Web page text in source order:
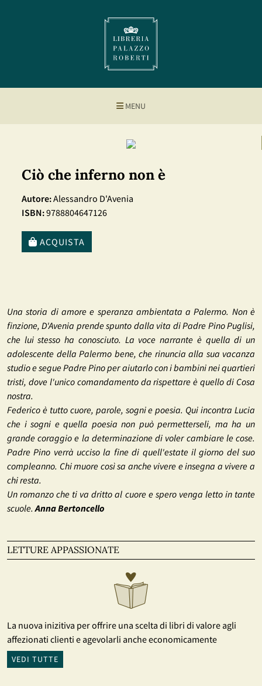
MENU
Ciò che inferno non è
Autore:Alessandro D'Avenia
ISBN:9788804647126
ACQUISTA
Una storia di amore e speranza ambientata a Palermo. Non è
finzione, D'Avenia prende spunto dalla vita di Padre Pino Puglisi,
che lui stesso ha conosciuto. La voce narrante è quella di un
adolescente della Palermo bene, che rinuncia alla sua vacanza
studio e segue Padre Pino per aiutarlo con i bambini nei quartieri
tristi, dove l'unico comandamento da rispettare è quello di Cosa
nostra.
Federico è tutto cuore, parole, sogni e poesia. Qui incontra Lucia
che i sogni e quella poesia non può permetterseli, ma ha un
grande coraggio e la determinazione di voler cambiare le cose.
Padre Pino verrà ucciso la fine di quell'estate il giorno del suo
compleanno. Chi muore così sa anche vivere e insegna a vivere a
chi resta.
Un romanzo che ti va dritto al cuore e spero venga letto in tante
scuole. Anna Bertoncello
LETTURE APPASSIONATE
La nuova inizitiva per offrire una scelta di libri di valore agli
affezionati clienti e agevolarli anche economicamente
VEDI TUTTE